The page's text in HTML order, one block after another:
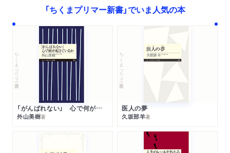
「ちくまプリマー新書」でいま人気の本
ちくまプリマー新書
「がんばれない」 心で何が起きているか
外山美樹著
ちくまプリマー新書
医人の夢
久坂部羊著